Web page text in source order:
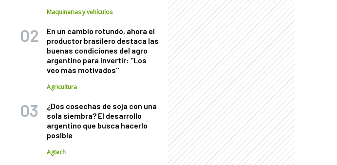
Maquinarias y vehículos
En un cambio rotundo, ahora el
productor brasilero destaca las
buenas condiciones del agro
argentino para invertir: "Los
veo más motivados"
Agricultura
¿Dos cosechas de soja con una
sola siembra? El desarrollo
argentino que busca hacerlo
posible
Agtech